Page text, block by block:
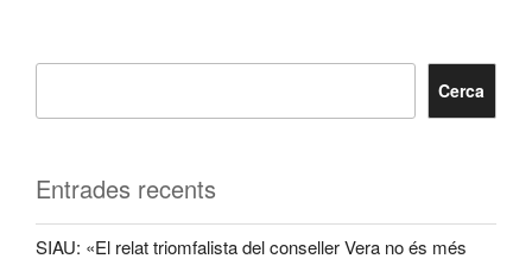
Cerca
Entrades recents
SIAU: «El relat triomfalista del conseller Vera no és més